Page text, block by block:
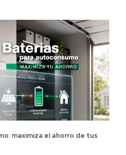
maximiza el ahorro de tus